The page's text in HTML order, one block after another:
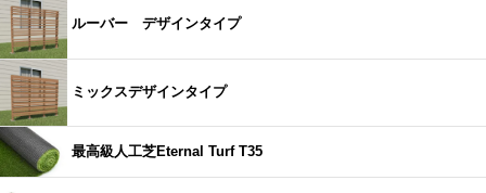
ルーバー デザインタイプ
ミックスデザインタイプ
最高級人工芝Eternal Turf T35